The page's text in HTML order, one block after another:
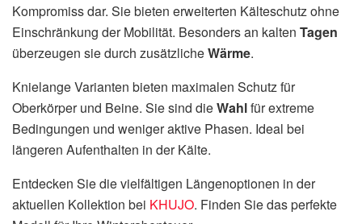
Kompromiss dar. Sie bieten erweiterten Kälteschutz ohne
Einschränkung der Mobilität. Besonders an kalten Tagen
überzeugen sie durch zusätzlicheWärme.
Knielange Varianten bieten maximalen Schutz für
Oberkörper und Beine. Sie sind dieWahlfür extreme
Bedingungen und weniger aktive Phasen. Ideal bei
längeren Aufenthalten in der Kälte.
Entdecken Sie die vielfältigen Längenoptionen in der
aktuellen Kollektion bei KHUJO. Finden Sie das perfekte